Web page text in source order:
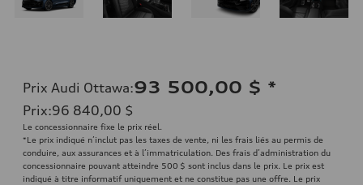
Prix Audi Ottawa:93 500,00 $ *
Prix:96 840,00 $
Le concessionnaire fixe le prix réel.
*Le prix indiqué n’inclut pas les taxes de vente, ni les frais liés au permis de
conduire, aux assurances et à l’immatriculation. Des frais d’administration du
concessionnaire pouvant atteindre 500 $ sont inclus dans le prix. Le prix est
indiqué à titre informatif uniquement et ne constitue pas une offre. Le prix